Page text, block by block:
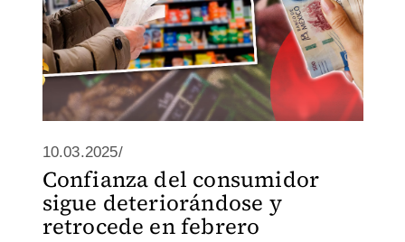
10.03.2025/
Confianza del consumidor
sigue deteriorándose y
retrocede en febrero